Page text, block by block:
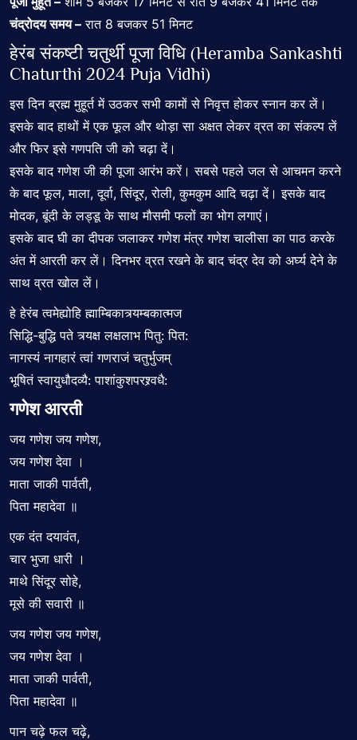
चंद्रोदय समय – रात 8 बजकर 51 मिनट
हेरंब संकष्टी चतुर्थी पूजा विधि (Heramba Sankashti
Chaturthi 2024 Puja Vidhi)
इस दिन ब्रह्म मुहूर्त में उठकर सभी कामों से निवृत्त होकर स्नान कर लें।
इसके बाद हाथों में एक फूल और थोड़ा सा अक्षत लेकर व्रत का संकल्प लें
और फिर इसे गणपति जी को चढ़ा दें।
इसके बाद गणेश जी की पूजा आरंभ करें। सबसे पहले जल से आचमन करने
के बाद फूल, माला, दूर्वा, सिंदूर, रोली, कुमकुम आदि चढ़ा दें। इसके बाद
मोदक, बूंदी के लड्डू के साथ मौसमी फलों का भोग लगाएं।
इसके बाद घी का दीपक जलाकर गणेश मंत्र गणेश चालीसा का पाठ करके
अंत में आरती कर लें। दिनभर व्रत रखने के बाद चंद्र देव को अर्घ्य देने के
साथ व्रत खोल लें।
हे हेरंब त्वमेह्योहि ह्माम्बिकात्र्यम्बकात्मज
सिद्धि-बुद्धि पते त्र्यक्ष लक्षलाभ पितु: पित:
नागस्यं नागहारं त्वां गणराजं चतुर्भुजम्
भूषितं स्वायुधौदव्यै: पाशांकुशपरश्र्वधै:
गणेश आरती
जय गणेश जय गणेश,
जय गणेश देवा ।
माता जाकी पार्वती,
पिता महादेवा ॥
एक दंत दयावंत,
चार भुजा धारी ।
माथे सिंदूर सोहे,
मूसे की सवारी ॥
जय गणेश जय गणेश,
जय गणेश देवा ।
माता जाकी पार्वती,
पिता महादेवा ॥
पान चढ़े फल चढ़े,